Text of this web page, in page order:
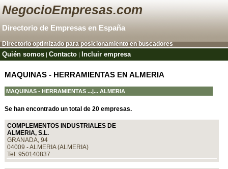
NegocioEmpresas.com
Directorio de Empresas en España
Directorio optimizado para posicionamiento en buscadores
Quién somos |Contacto Incluir empresa
MAQUINAS - HERRAMIENTAS EN ALMERIA
MAQUINAS - HERRAMIENTAS...|... ALMERIA
Se han encontrado un total de 20 empresas.
COMPLEMENTOS INDUSTRIALES DE
ALMERIA, S.L.
GRANADA, 94
04009 - ALMERIA (ALMERIA)
Tel: 950140837